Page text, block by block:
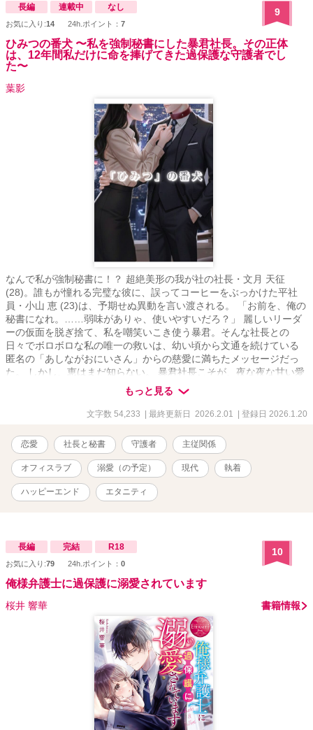
長編 連載中 なし
お気に入り:14 24h.ポイント： 7
9
ひみつの番犬 〜私を強制秘書にした暴君社長。その正体
は、12年間私だけに命を捧げてきた過保護な守護者でし
た〜
葉影
なんで私が強制秘書に！？ 超絶美形の我が社の社長・文月 天征
(28)。誰もが憧れる完璧な彼に、誤ってコーヒーをぶっかけた平社
員・小山 恵 (23)は、予期せぬ異動を言い渡される。 「お前を、俺の
秘書になれ。……弱味がありゃ、使いやすいだろ？」 麗しいリーダ
ーの仮面を脱ぎ捨て、私を嘲笑いこき使う暴君。そんな社長との
日々でボロボロな私の唯一の救いは、幼い頃から文通を続けている
匿名の「あしながおにいさん」からの慈愛に満ちたメッセージだっ
た。 しかし、恵はまだ知らない。 暴君社長こそが、夜な夜な甘い愛
の言葉を綴る「おにいさん」本人であることを――。 社長（表）×
横暴な悪魔（中）× 献身的な守護者（裏） 3つの顔を持つ男に囚われ
た、こっそりオフィスラブ！
もっと見る
文字数 54,233 | 最終更新日 2026.2.01 | 登録日 2026.1.20
恋愛 社長と秘書 守護者 主従関係
オフィスラブ 溺愛（の予定） 現代 執着
ハッピーエンド エタニティ
長編 完結 R18
お気に入り:79 24h.ポイント： 0
10
俺様弁護士に過保護に溺愛されています
桜井 響華 書籍情報